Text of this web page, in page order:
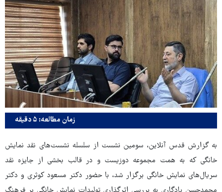
زمان مطالعه: ۵ دقیقه
به گزارش قدس آنلاین، سومین نشست از سلسله‌ نشست‌های نقد نمایش
خانگی که به همت مجموعه دوزیست و در قالب بخشی از جایزه نقد
سریال‌های نمایش خانگی برگزار شد، با حضور دکتر مسعود کوثری و دکتر